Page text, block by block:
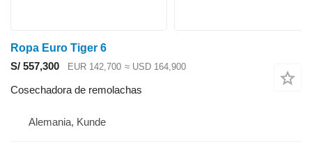
Ropa Euro Tiger 6
S/ 557,300
EUR 142,700 ≈ USD 164,900
Cosechadora de remolachas
Alemania, Kunde